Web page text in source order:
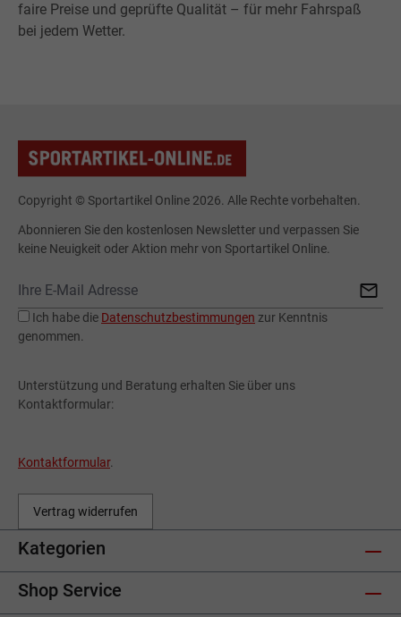
faire Preise und geprüfte Qualität – für mehr Fahrspaß
bei jedem Wetter.
Copyright © Sportartikel Online 2026. Alle Rechte vorbehalten.
Abonnieren Sie den kostenlosen Newsletter und verpassen Sie
keine Neuigkeit oder Aktion mehr von Sportartikel Online.
Ich habe die Datenschutzbestimmungen zur Kenntnis
genommen.
Unterstützung und Beratung erhalten Sie über uns
Kontaktformular:
Kontaktformular.
Vertrag widerrufen
Kategorien
Shop Service